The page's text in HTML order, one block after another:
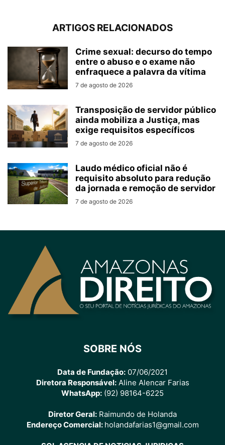
ARTIGOS RELACIONADOS
Crime sexual: decurso do tempo
entre o abuso e o exame não
enfraquece a palavra da vítima
7 de agosto de 2026
Transposição de servidor público
ainda mobiliza a Justiça, mas
exige requisitos específicos
7 de agosto de 2026
Laudo médico oficial não é
requisito absoluto para redução
da jornada e remoção de servidor
7 de agosto de 2026
SOBRE NÓS
Data de Fundação: 07/06/2021
Diretora Responsável:Aline Alencar Farias
WhatsApp: (92) 98164-6225
Diretor Geral: Raimundo de Holanda
Endereço Comercial: holandafarias1@gmail.com